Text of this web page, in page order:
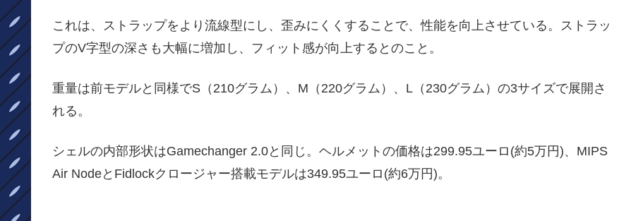
これは、ストラップをより流線型にし、歪みにくくすることで、性能を向上させている。ストラッ
プのV字型の深さも大幅に増加し、フィット感が向上するとのこと。
重量は前モデルと同様でS（210グラム）、M（220グラム）、L（230グラム）の3サイズで展開さ
れる。
シェルの内部形状はGamechanger 2.0と同じ。ヘルメットの価格は299.95ユーロ(約5万円)、MIPS
Air NodeとFidlockクロージャー搭載モデルは349.95ユーロ(約6万円)。